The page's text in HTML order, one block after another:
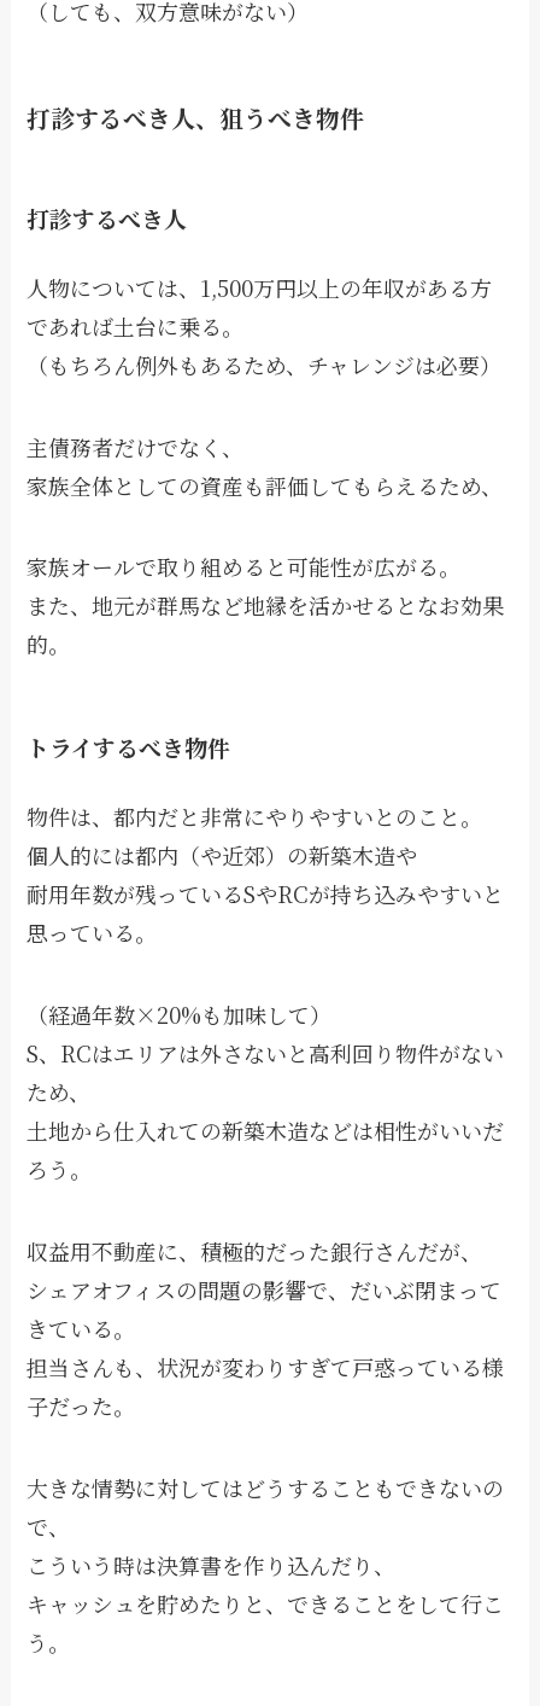
（しても、双方意味がない）
打診するべき人、狙うべき物件
打診するべき人
人物については、1,500万円以上の年収がある方
であれば土台に乗る。
（もちろん例外もあるため、チャレンジは必要）
主債務者だけでなく、
家族全体としての資産も評価してもらえるため、
家族オールで取り組めると可能性が広がる。
また、地元が群馬など地縁を活かせるとなお効果
的。
トライするべき物件
物件は、都内だと非常にやりやすいとのこと。
個人的には都内（や近郊）の新築木造や
耐用年数が残っているSやRCが持ち込みやすいと
思っている。
（経過年数×20%も加味して）
S、RCはエリアは外さないと高利回り物件がない
ため、
土地から仕入れての新築木造などは相性がいいだ
ろう。
収益用不動産に、積極的だった銀行さんだが、
シェアオフィスの問題の影響で、だいぶ閉まって
きている。
担当さんも、状況が変わりすぎて戸惑っている様
子だった。
大きな情勢に対してはどうすることもできないの
で、
こういう時は決算書を作り込んだり、
キャッシュを貯めたりと、できることをして行こ
う。